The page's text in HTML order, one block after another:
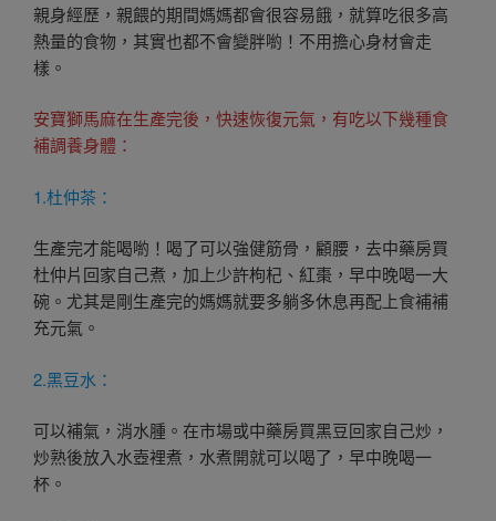
親身經歷，親餵的期間媽媽都會很容易餓，就算吃很多高
熱量的食物，其實也都不會變胖喲！不用擔心身材會走
樣。
安寶獅馬麻在生產完後，快速恢復元氣，有吃以下幾種食
補調養身體：
1.杜仲茶：
生產完才能喝喲！喝了可以強健筋骨，顧腰，去中藥房買
杜仲片回家自己煮，加上少許枸杞、紅棗，早中晚喝一大
碗。尤其是剛生產完的媽媽就要多躺多休息再配上食補補
充元氣。
2.黑豆水：
可以補氣，消水腫。在市場或中藥房買黑豆回家自己炒，
炒熟後放入水壺裡煮，水煮開就可以喝了，早中晚喝一
杯。